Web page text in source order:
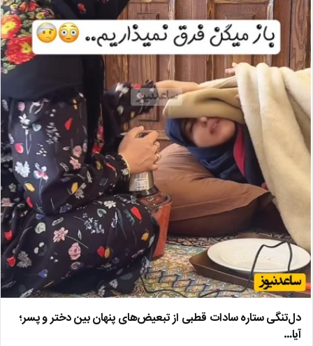
دل‌تنگی ستاره سادات قطبی از تبعیض‌های پنهان بین دختر و پسر؛
آیا…